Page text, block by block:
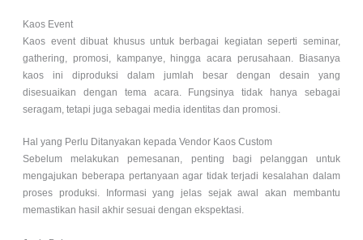
Kaos Event
Kaos event dibuat khusus untuk berbagai kegiatan seperti seminar,
gathering, promosi, kampanye, hingga acara perusahaan. Biasanya
kaos ini diproduksi dalam jumlah besar dengan desain yang
disesuaikan dengan tema acara. Fungsinya tidak hanya sebagai
seragam, tetapi juga sebagai media identitas dan promosi.
Hal yang Perlu Ditanyakan kepada Vendor Kaos Custom
Sebelum melakukan pemesanan, penting bagi pelanggan untuk
mengajukan beberapa pertanyaan agar tidak terjadi kesalahan dalam
proses produksi. Informasi yang jelas sejak awal akan membantu
memastikan hasil akhir sesuai dengan ekspektasi.